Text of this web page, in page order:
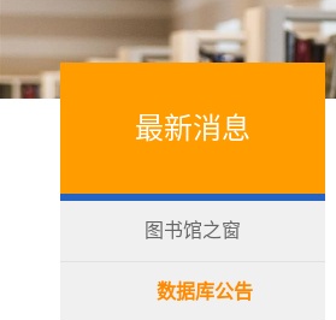
最新消息
图书馆之窗
数据库公告